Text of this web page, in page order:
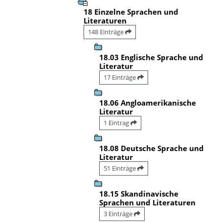
18 Einzelne Sprachen und
Literaturen
148 Einträge
18.03 Englische Sprache und
Literatur
17 Einträge
18.06 Angloamerikanische
Literatur
1 Eintrag
18.08 Deutsche Sprache und
Literatur
51 Einträge
18.15 Skandinavische
Sprachen und Literaturen
3 Einträge